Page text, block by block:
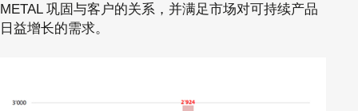
METAL 巩固与客户的关系，并满足市场对可持续产品
日益增长的需求。